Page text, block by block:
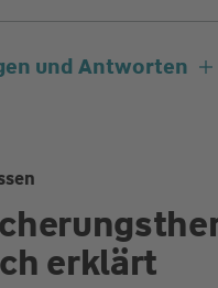
und Antworten
erklärt